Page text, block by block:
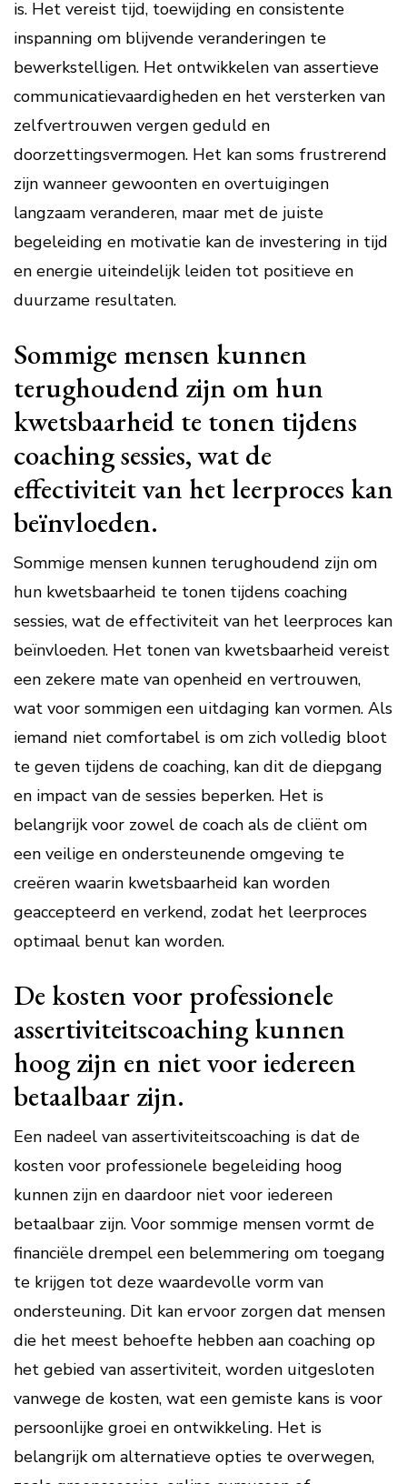
is. Het vereist tijd, toewijding en consistente
inspanning om blijvende veranderingen te
bewerkstelligen. Het ontwikkelen van assertieve
communicatievaardigheden en het versterken van
zelfvertrouwen vergen geduld en
doorzettingsvermogen. Het kan soms frustrerend
zijn wanneer gewoonten en overtuigingen
langzaam veranderen, maar met de juiste
begeleiding en motivatie kan de investering in tijd
en energie uiteindelijk leiden tot positieve en
duurzame resultaten.
Sommige mensen kunnen
terughoudend zijn om hun
kwetsbaarheid te tonen tijdens
coaching sessies, wat de
effectiviteit van het leerproces kan
beïnvloeden.
Sommige mensen kunnen terughoudend zijn om
hun kwetsbaarheid te tonen tijdens coaching
sessies, wat de effectiviteit van het leerproces kan
beïnvloeden. Het tonen van kwetsbaarheid vereist
een zekere mate van openheid en vertrouwen,
wat voor sommigen een uitdaging kan vormen. Als
iemand niet comfortabel is om zich volledig bloot
te geven tijdens de coaching, kan dit de diepgang
en impact van de sessies beperken. Het is
belangrijk voor zowel de coach als de cliënt om
een veilige en ondersteunende omgeving te
creëren waarin kwetsbaarheid kan worden
geaccepteerd en verkend, zodat het leerproces
optimaal benut kan worden.
De kosten voor professionele
assertiviteitscoaching kunnen
hoog zijn en niet voor iedereen
betaalbaar zijn.
Een nadeel van assertiviteitscoaching is dat de
kosten voor professionele begeleiding hoog
kunnen zijn en daardoor niet voor iedereen
betaalbaar zijn. Voor sommige mensen vormt de
financiële drempel een belemmering om toegang
te krijgen tot deze waardevolle vorm van
ondersteuning. Dit kan ervoor zorgen dat mensen
die het meest behoefte hebben aan coaching op
het gebied van assertiviteit, worden uitgesloten
vanwege de kosten, wat een gemiste kans is voor
persoonlijke groei en ontwikkeling. Het is
belangrijk om alternatieve opties te overwegen,